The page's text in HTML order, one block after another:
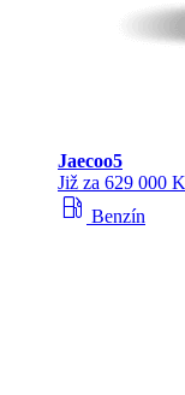
Jaecoo5
Již za 629 000
local_gas_station Benzín